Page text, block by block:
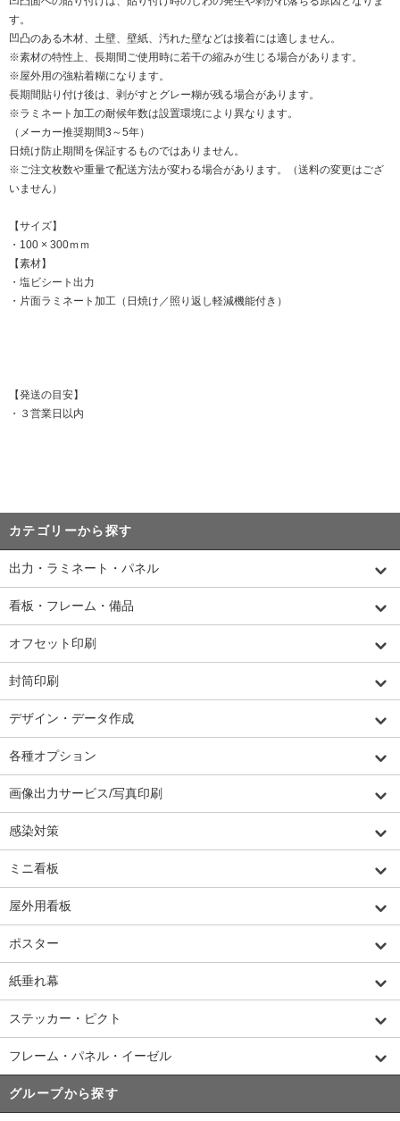
す。
凹凸のある木材、土壁、壁紙、汚れた壁などは接着には適しません。
※素材の特性上、長期間ご使用時に若干の縮みが生じる場合があります。
※屋外用の強粘着糊になります。
長期間貼り付け後は、剥がすとグレー糊が残る場合があります。
※ラミネート加工の耐候年数は設置環境により異なります。
（メーカー推奨期間3～5年）
日焼け防止期間を保証するものではありません。
※ご注文枚数や重量で配送方法が変わる場合があります。（送料の変更はござ
いません）
【サイズ】
・100 × 300ｍｍ
【素材】
・塩ビシート出力
・片面ラミネート加工（日焼け／照り返し軽減機能付き）
【発送の目安】
・３営業日以内
カテゴリーから探す
出力・ラミネート・パネル
看板・フレーム・備品
オフセット印刷
封筒印刷
デザイン・データ作成
各種オプション
画像出力サービス/写真印刷
感染対策
ミニ看板
屋外用看板
ポスター
紙垂れ幕
ステッカー・ピクト
フレーム・パネル・イーゼル
グループから探す